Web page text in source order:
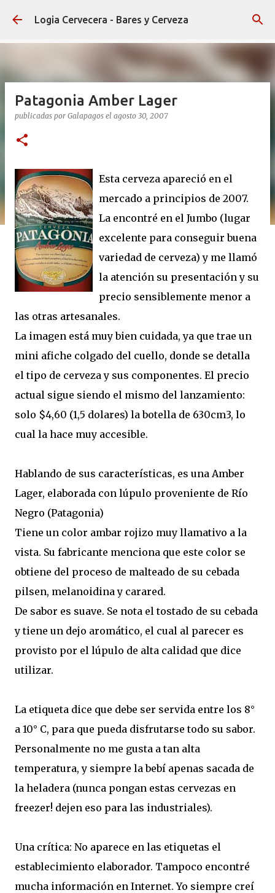
Ir al contenido principal
Logia Cervecera - Bares y Cerveza
Patagonia Amber Lager
publicadas por Galapagos el agosto 30, 2007
Esta cerveza apareció en el
mercado a principios de 2007.
La encontré en el Jumbo (lugar
excelente para conseguir buena
variedad de cerveza) y me llamó
la atención su presentación y su
precio sensiblemente menor a
las otras artesanales.
La imagen está muy bien cuidada, ya que trae un
mini afiche colgado del cuello, donde se detalla
el tipo de cerveza y sus componentes. El precio
actual sigue siendo el mismo del lanzamiento:
solo $4,60 (1,5 dolares) la botella de 630cm3, lo
cual la hace muy accesible.
Hablando de sus características, es una Amber
Lager, elaborada con lúpulo proveniente de Río
Negro (Patagonia)
Tiene un color ambar rojizo muy llamativo a la
vista. Su fabricante menciona que este color se
obtiene del proceso de malteado de su cebada
pilsen, melanoidina y carared.
De sabor es suave. Se nota el tostado de su cebada
y tiene un dejo aromático, el cual al parecer es
provisto por el lúpulo de alta calidad que dice
utilizar.
La etiqueta dice que debe ser servida entre los 8°
a 10° C, para que pueda disfrutarse todo su sabor.
Personalmente no me gusta a tan alta
temperatura, y siempre la bebí apenas sacada de
la heladera (nunca pongan estas cervezas en
freezer! dejen eso para las industriales).
Una crítica: No aparece en las etiquetas el
establecimiento elaborador. Tampoco encontré
mucha información en Internet. Yo siempre creí